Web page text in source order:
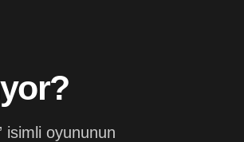
isimli oyununun